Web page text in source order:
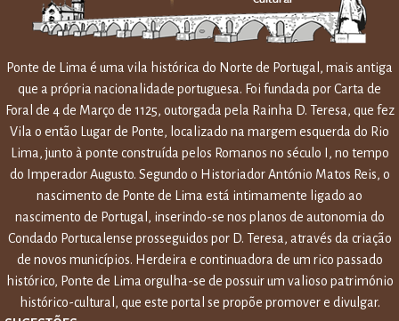
Ponte de Lima é uma vila histórica do Norte de Portugal, mais antiga
que a própria nacionalidade portuguesa. Foi fundada por Carta de
Foral de 4 de Março de 1125, outorgada pela Rainha D. Teresa, que fez
Vila o então Lugar de Ponte, localizado na margem esquerda do Rio
Lima, junto à ponte construída pelos Romanos no século I, no tempo
do Imperador Augusto. Segundo o Historiador António Matos Reis, o
nascimento de Ponte de Lima está intimamente ligado ao
nascimento de Portugal, inserindo-se nos planos de autonomia do
Condado Portucalense prosseguidos por D. Teresa, através da criação
de novos municípios. Herdeira e continuadora de um rico passado
histórico, Ponte de Lima orgulha-se de possuir um valioso património
histórico-cultural, que este portal se propõe promover e divulgar.